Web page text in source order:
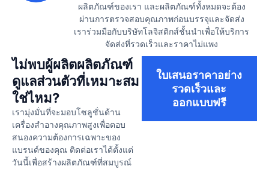
ผลิตภัณฑ์ของเรา และผลิตภัณฑ์ทั้งหมดจะต้อง
ผ่านการตรวจสอบคุณภาพก่อนบรรจุและจัดส่ง
เราร่วมมือกับบริษัทโลจิสติกส์ชั้นนำเพื่อให้บริการ
จัดส่งที่รวดเร็วและราคาไม่แพง
ไม่พบผู้ผลิตผลิตภัณฑ์
ดูแลส่วนตัวที่เหมาะสม
ใช่ไหม?
เรามุ่งมั่นที่จะมอบโซลูชั่นด้าน
เครื่องสำอางคุณภาพสูงเพื่อตอบ
สนองความต้องการเฉพาะของ
แบรนด์ของคุณ ติดต่อเราได้ตั้งแต่
วันนี้เพื่อสร้างผลิตภัณฑ์ที่สมบูรณ์
ใบเสนอราคาอย่าง
รวดเร็วและ
ออกแบบฟรี